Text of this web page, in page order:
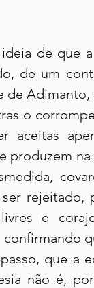
ideia de que
de um
de
o
aceitas
produzem
rejeitado,
e
que a
não é,